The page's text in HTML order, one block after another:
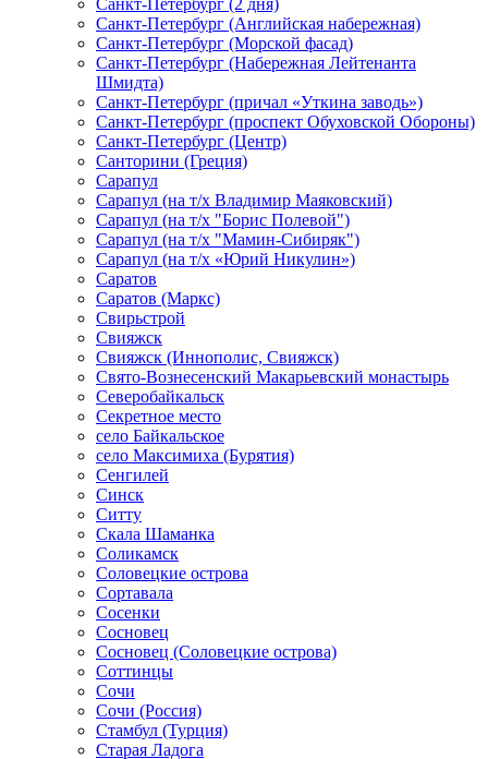
Санкт-Петербург (2 дня)
Санкт-Петербург (Английская набережная)
Санкт-Петербург (Морской фасад)
Санкт-Петербург (Набережная Лейтенанта
Шмидта)
Санкт-Петербург (причал «Уткина заводь»)
Санкт-Петербург (проспект Обуховской Обороны)
Санкт-Петербург (Центр)
Санторини (Греция)
Сарапул
Сарапул (на т/х Владимир Маяковский)
Сарапул (на т/х "Борис Полевой")
Сарапул (на т/х "Мамин-Сибиряк")
Сарапул (на т/х «Юрий Никулин»)
Саратов
Саратов (Маркс)
Свирьстрой
Свияжск
Свияжск (Иннополис, Свияжск)
Свято-Вознесенский Макарьевский монастырь
Северобайкальск
Секретное место
село Байкальское
село Максимиха (Бурятия)
Сенгилей
Синск
Ситту
Скала Шаманка
Соликамск
Соловецкие острова
Сортавала
Сосенки
Сосновец
Сосновец (Соловецкие острова)
Соттинцы
Сочи
Сочи (Россия)
Стамбул (Турция)
Старая Ладога